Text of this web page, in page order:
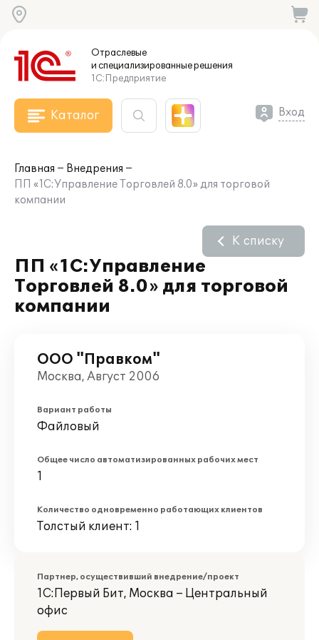
Отраслевые
и специализированныерешения
1С:Предприятие
Каталог Вход
Главная
Внедрения
ПП «1С:Управление Торговлей 8.0» для торговой
компании
ПП «1С:Управление
Торговлей 8.0» для торговой
компании
К списку
ООО "Правком"
Москва, Август 2006
Вариант работы
Файловый
Общее число автоматизированных рабочих мест
1
Количество одновременно работающих клиентов
Толстый клиент: 1
Партнер, осуществивший внедрение/проект
1С:Первый Бит, Москва – Центральный
офис